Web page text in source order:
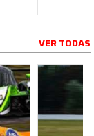
VER TODAS